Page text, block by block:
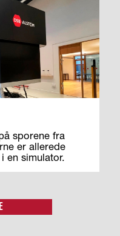
sporene fra
er allerede
en simulator.